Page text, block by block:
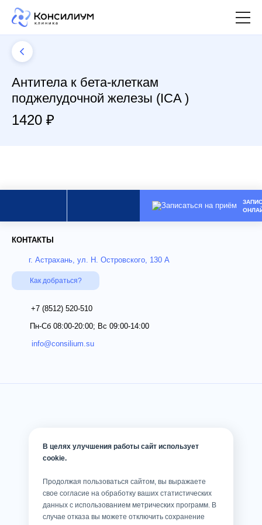
Антитела к бета-клеткам
поджелудочной железы (ICA )
1420 ₽
КОНТАКТЫ
г. Астрахань, ул. Н. Островского, 130 А
Как добраться?
+7 (8512) 520-510
Пн-Сб 08:00-20:00; Вс 09:00-14:00
info@consilium.su
В целях улучшения работы сайт использует
cookie.
Продолжая пользоваться сайтом, вы выражаете
свое согласие на обработку ваших статистических
данных с использованием метрических программ. В
случае отказа вы можете отключить сохранение